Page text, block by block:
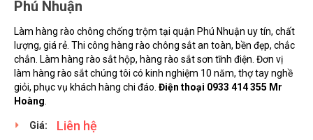
Phú Nhuận
Làm hàng rào chông chống trộm tại quận Phú Nhuận uy tín, chất
lượng, giá rẻ. Thi công hàng rào chông sắt an toàn, bền đẹp, chắc
chắn. Làm hàng rào sắt hộp, hàng rào sắt sơn tĩnh điện. Đơn vị
làm hàng rào sắt chúng tôi có kinh nghiệm 10 năm, thợ tay nghề
giỏi, phục vụ khách hàng chi đáo. Điện thoại 0933 414 355 Mr
Hoàng
Giá: Liên hệ